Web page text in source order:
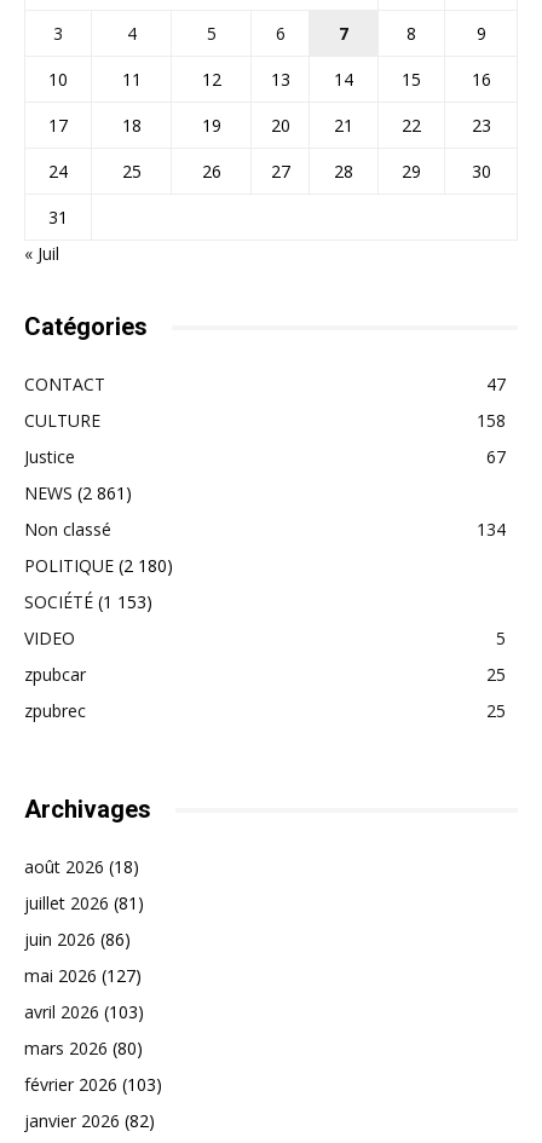
3 4 5 6 7 8
9
10
11 12 13 14 15
16
17
18 19 20 21 22
23
24
25 26 27 28 29
30
31
« Juil
Catégories
CONTACT
47
CULTURE
158
Justice
67
NEWS (2 861)
Non classé
134
POLITIQUE (2 180)
SOCIÉTÉ (1 153)
VIDEO
5
zpubcar
25
zpubrec
25
Archivages
août 2026 (18)
juillet 2026 (81)
juin 2026 (86)
mai 2026 (127)
avril 2026 (103)
mars 2026 (80)
février 2026 (103)
janvier 2026 (82)